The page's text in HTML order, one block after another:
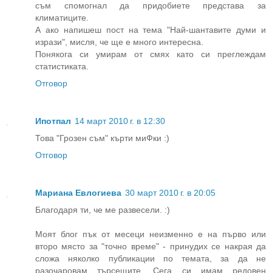
съм спомогнал да придобиете представа за
климатиците.
А ако напишеш пост на тема "Най-шантавите думи и
изрази", мисля, че ще е много интересна.
Понякога си умирам от смях като си преглеждам
статистиката.
Отговор
Ипотпал 14 март 2010 г. в 12:30
Това "Грозен съм" кърти миФки :)
Отговор
Мариана Евлогиева 30 март 2010 г. в 20:05
Благодаря ти, че ме развесели. :)
Моят блог пък от месеци неизменно е на първо или
второ място за "точно време" - принудих се накрая да
сложа няколко публикации по темата, за да не
разочаровам търсещите. Сега си имам редовен